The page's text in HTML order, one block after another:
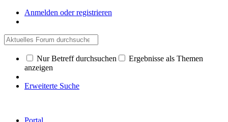
Anmelden oder registrieren
Nur Betreff durchsuchen
Ergebnisse als Themen
anzeigen
Erweiterte Suche
Portal